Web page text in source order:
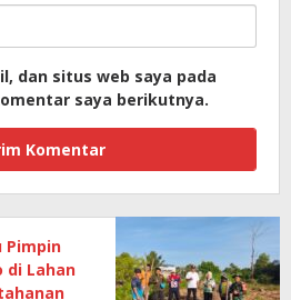
dan situs web saya pada
saya berikutnya.
Pimpin
di Lahan